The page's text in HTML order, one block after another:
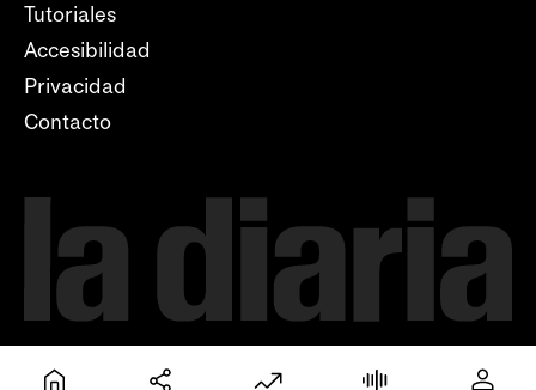
Tutoriales
Accesibilidad
Privacidad
Contacto